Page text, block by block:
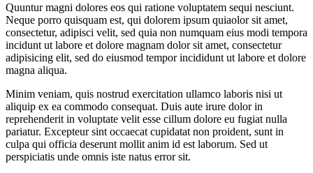
Quuntur magni dolores eos qui ratione voluptatem sequi nesciunt.
Neque porro quisquam est, qui dolorem ipsum quiaolor sit amet,
consectetur, adipisci velit, sed quia non numquam eius modi tempora
incidunt ut labore et dolore magnam dolor sit amet, consectetur
adipisicing elit, sed do eiusmod tempor incididunt ut labore et dolore
magna aliqua.
Minim veniam, quis nostrud exercitation ullamco laboris nisi ut
aliquip ex ea commodo consequat. Duis aute irure dolor in
reprehenderit in voluptate velit esse cillum dolore eu fugiat nulla
pariatur. Excepteur sint occaecat cupidatat non proident, sunt in
culpa qui officia deserunt mollit anim id est laborum. Sed ut
perspiciatis unde omnis iste natus error sit.